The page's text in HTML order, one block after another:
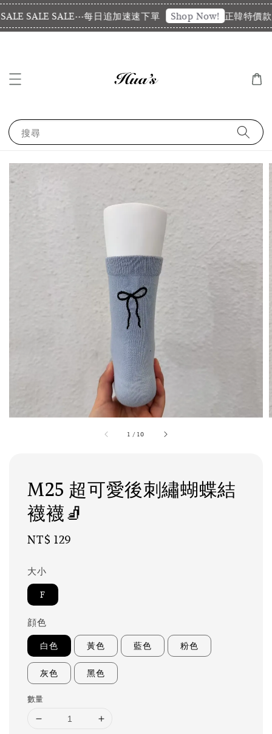
SALE SALE⋯每日追加速速下單 Shop Now! 正韓特價
搜尋
1 /10
M25 超可愛後刺繡蝴蝶結
襪襪🧦
Regular
NT$ 129
大小
F
顔色
白色 黃色 藍色 粉色
灰色 黑色
數量